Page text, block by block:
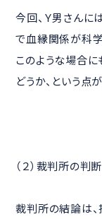
今回、Ｙ男さんに
で血縁関係が科学
このような場合
どうか、という点
（２）裁判所の判断
裁判所の結論は、